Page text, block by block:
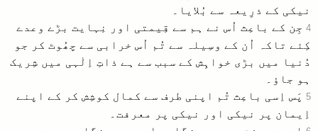
نیکی کے ذرِیعہ سے بُلایا۔
4 جِن کے باعِث اُس نے ہم سے قِیمتی اور نِہایت بڑے وعدے
کِئے تاکہ اُن کے وسِیلہ سے تُم اُس خرابی سے چھُوٹ کر جو
دُنیا میں بڑی خواہِش کے سبب سے ہے ذاتِ اِلٰہی میں شِریک
ہو جاؤ۔
5 پَس اِسی باعِث تُم اپنی طرف سے کمال کوشِش کر کے اپنے
اِیمان پر نیکی اور نیکی پر معرفت۔